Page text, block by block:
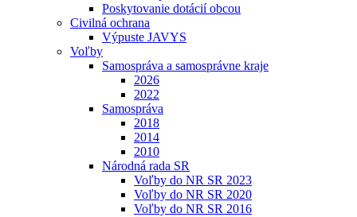
Poskytovanie dotácií obcou
Civilná ochrana
Výpuste JAVYS
Voľby
Samospráva a samosprávne kraje
2026
2022
Samospráva
2018
2014
2010
Národná rada SR
Voľby do NR SR 2023
Voľby do NR SR 2020
Voľby do NR SR 2016